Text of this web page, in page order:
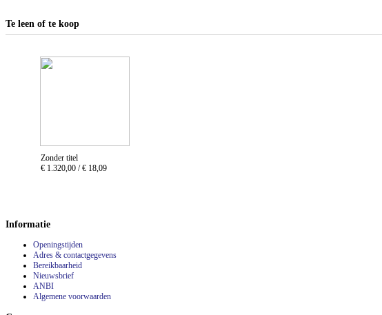
Te leen of te koop
Zonder titel
€ 1.320,00 / € 18,09
Informatie
Openingstijden
Adres & contactgegevens
Bereikbaarheid
Nieuwsbrief
ANBI
Algemene voorwaarden